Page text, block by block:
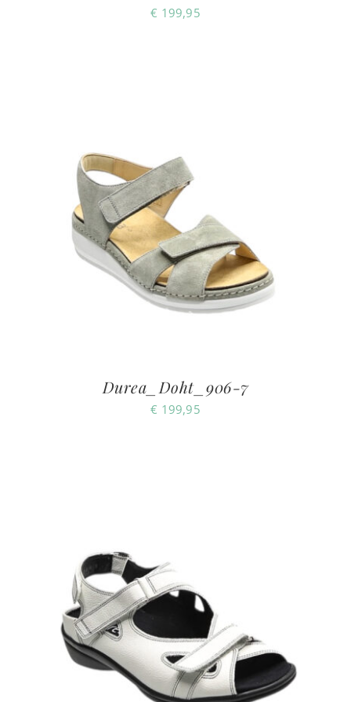
€ 199,95
Durea_Doht_906-7
€ 199,95